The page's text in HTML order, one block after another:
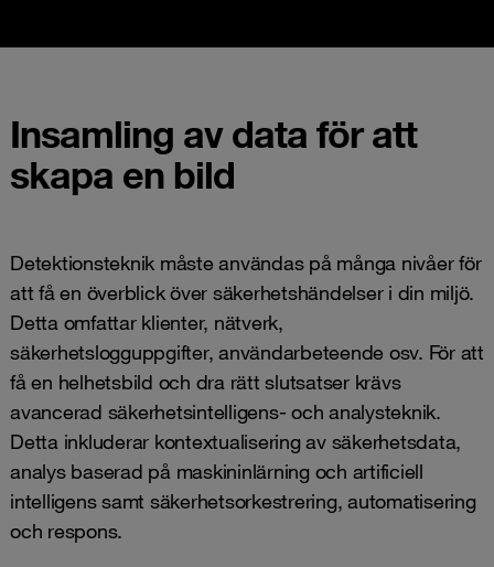
Insamling av data för att
skapa en bild
Detektionsteknik måste användas på många nivåer för
att få en överblick över säkerhetshändelser i din miljö.
Detta omfattar klienter, nätverk,
säkerhetslogguppgifter, användarbeteende osv. För att
få en helhetsbild och dra rätt slutsatser krävs
avancerad säkerhetsintelligens- och analysteknik.
Detta inkluderar kontextualisering av säkerhetsdata,
analys baserad på maskininlärning och artificiell
intelligens samt säkerhetsorkestrering, automatisering
och respons.